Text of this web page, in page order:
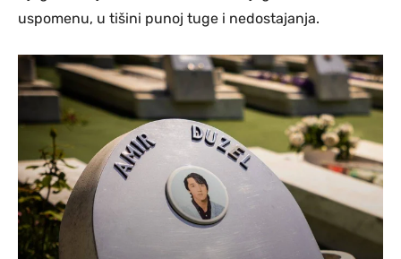
uspomenu, u tišini punoj tuge i nedostajanja.